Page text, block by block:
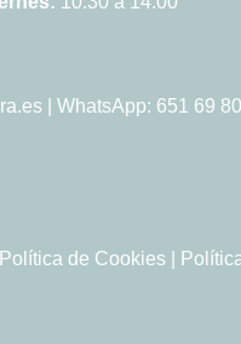
| WhatsApp: 651 69 80
Política de Cookies